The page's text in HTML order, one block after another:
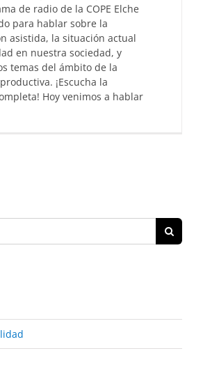
de radio de la COPE Elche
para hablar sobre la
asistida, la situación actual
en nuestra sociedad, y
temas del ámbito de la
¡Escucha la
Hoy venimos a hablar